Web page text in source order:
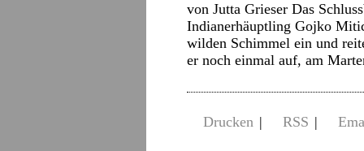
von Jutta Grieser Das
Indianerhäuptling Gojko
wilden Schimmel ein und
er noch einmal auf, am
Drucken | RSS |